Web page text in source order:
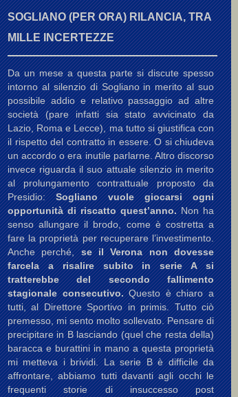
SOGLIANO (PER ORA) RILANCIA, TRA
MILLE INCERTEZZE
Da un mese a questa parte si discute spesso
intorno al silenzio di Sogliano in merito al suo
possibile addio e relativo passaggio ad altre
società (pare infatti sia stato avvicinato da
Lazio, Roma e Lecce), ma tutto si giustifica con
il rispetto del contratto in essere. O si chiudeva
un accordo o era inutile parlarne. Altro discorso
invece riguarda il suo attuale silenzio in merito
al prolungamento contrattuale proposto da
Presidio:Sogliano vuole giocarsi ogni
opportunità di riscatto quest’anno.Non ha
senso allungare il brodo, come è costretta a
fare la proprietà per recuperare l’investimento.
Anche perché,se il Verona non dovesse
farcela a risalire subito in serie A si
tratterebbe del secondo fallimento
stagionale consecutivo.Questo è chiaro a
tutti, al Direttore Sportivo in primis. Tutto ciò
premesso, mi sento molto sollevato. Pensare di
precipitare in B lasciando (quel che resta della)
baracca e burattini in mano a questa proprietà
mi metteva i brividi. La serie B è difficile da
affrontare, abbiamo tutti davanti agli occhi le
frequenti storie di insuccesso post